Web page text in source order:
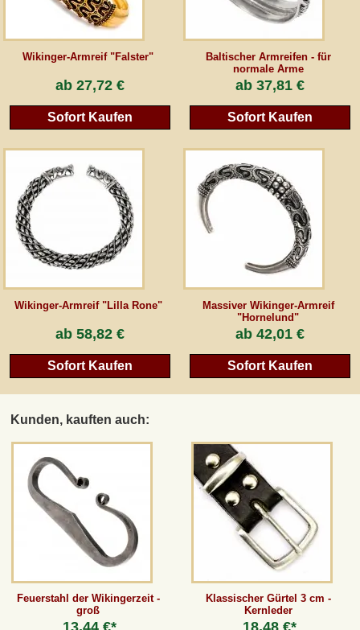
Wikinger-Armreif "Falster"
ab 27,72 €
Sofort Kaufen
Baltischer Armreifen - für
normale Arme
ab 37,81 €
Sofort Kaufen
Wikinger-Armreif "Lilla Rone"
ab 58,82 €
Sofort Kaufen
Massiver Wikinger-Armreif
"Hornelund"
ab 42,01 €
Sofort Kaufen
Kunden, kauften auch:
Feuerstahl der Wikingerzeit -
groß
Klassischer Gürtel 3 cm -
Kernleder
Vertrag wiederrufen
*Alle Preise inkl. MwSt., inkl. Verpackungskosten, zggl. Versandkosten und zzgl.
eventueller Zölle (bei Nicht-EU-Ländern). Durchgestrichene Preise entsprechen dem
bisherigen Preis bei peraperis.com.
Zur klassischen Website